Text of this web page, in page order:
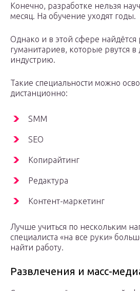
Конечно, разработке нельзя
месяц. На обучение уходят годы.
Однако и в этой сфере найдётся
гуманитариев, которые рвутся в
индустрию.
Такие специальности можно
дистанционно:
SMM
SEO
Копирайтинг
Редактура
Контент-маркетинг
Лучше учиться по нескольким
специалиста «на все руки»
найти работу.
Развлечения и масс-